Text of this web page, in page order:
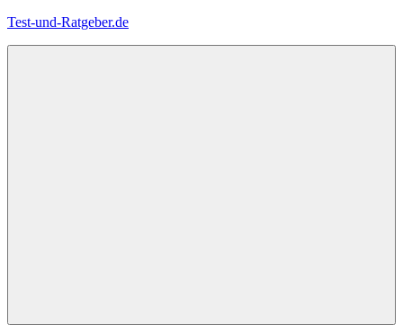
Zum
Test-und-Ratgeber.de